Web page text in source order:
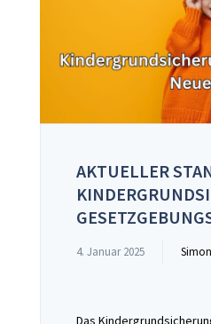
AKTUELLER
4. Januar 2025